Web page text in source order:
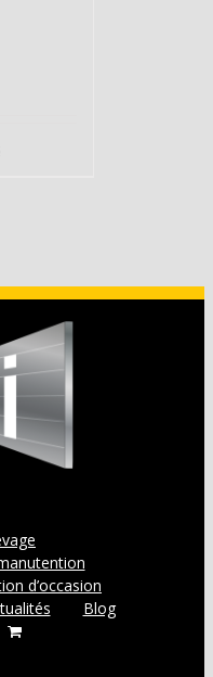
d’occasion
Blog